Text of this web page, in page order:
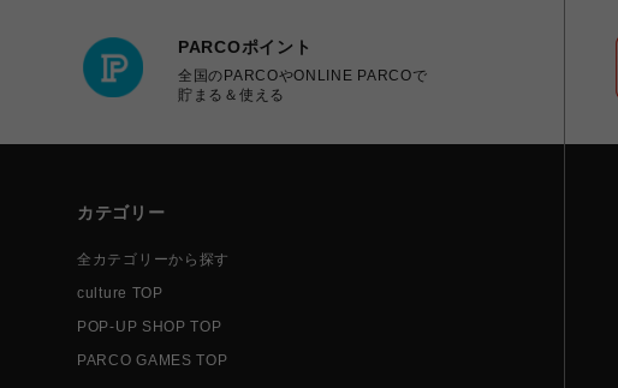
PARCOポイント
全国のPARCOやONLINE PARCOで
貯まる＆使える
カテゴリー
全カテゴリーから探す
culture TOP
POP-UP SHOP TOP
PARCO GAMES TOP